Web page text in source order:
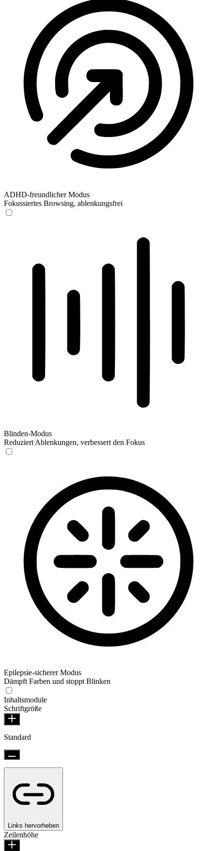
ADHD-freundlicher Modus
Fokussiertes Browsing, ablenkungsfrei
Blinden-Modus
Reduziert Ablenkungen, verbessert den Fokus
Epilepsie-sicherer Modus
Dämpft Farben und stoppt Blinken
Inhaltsmodule
Schriftgröße
Standard
Links hervorheben
Zeilenhöhe